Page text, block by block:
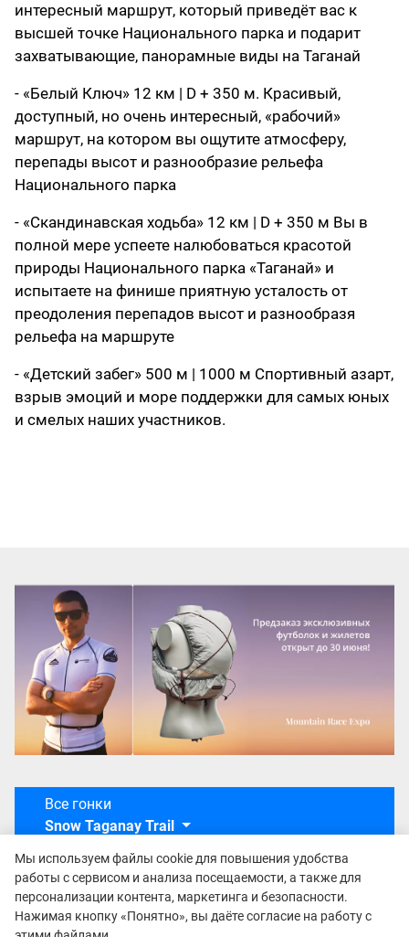
интересный маршрут, который приведёт вас к
высшей точке Национального парка и подарит
захватывающие, панорамные виды на Таганай
- «Белый Ключ» 12 км | D + 350 м. Красивый,
доступный, но очень интересный, «рабочий»
маршрут, на котором вы ощутите атмосферу,
перепады высот и разнообразие рельефа
Национального парка
- «Скандинавская ходьба» 12 км | D + 350 м Вы в
полной мере успеете налюбоваться красотой
природы Национального парка «Таганай» и
испытаете на финише приятную усталость от
преодоления перепадов высот и разнообразя
рельефа на маршруте
- «Детский забег» 500 м | 1000 м Спортивный азарт,
взрыв эмоций и море поддержки для самых юных
и смелых наших участников.
Все гонки
Snow Taganay Trail
Мы используем файлы cookie для повышения удобства
работы с сервисом и анализа посещаемости, а также для
персонализации контента, маркетинга и безопасности.
Нажимая кнопку «Понятно», вы даёте согласие на работу с